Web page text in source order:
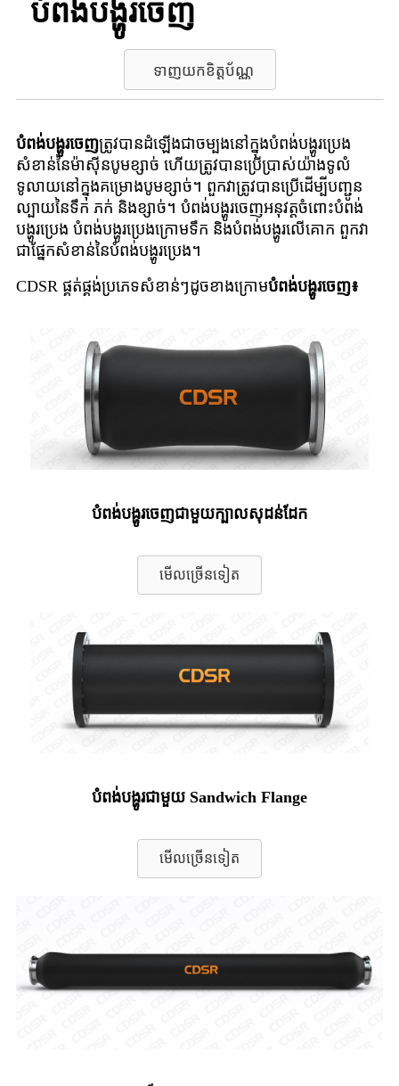
បំពង់បង្ហូរចេញ
ទាញយកខិត្តប័ណ្ណ
បំពង់បង្ហូរចេញត្រូវបានដំឡើងជាចម្បងនៅក្នុងបំពង់បង្ហូរប្រេង
សំខាន់នៃម៉ាស៊ីនបូមខ្សាច់ ហើយត្រូវបានប្រើប្រាស់យ៉ាងទូលំ
ទូលាយនៅក្នុងគម្រោងបូមខ្សាច់។ ពួកវាត្រូវបានប្រើដើម្បីបញ្ជូន
ល្បាយនៃទឹក ភក់ និងខ្សាច់។ បំពង់បង្ហូរចេញអនុវត្តចំពោះបំពង់
បង្ហូរប្រេង បំពង់បង្ហូរប្រេងក្រោមទឹក និងបំពង់បង្ហូរលើគោក ពួកវា
ជាផ្នែកសំខាន់នៃបំពង់បង្ហូរប្រេង។
CDSR ផ្គត់ផ្គង់ប្រភេទសំខាន់ៗដូចខាងក្រោមបំពង់បង្ហូរចេញ៖
បំពង់បង្ហូរចេញជាមួយក្បាលសុដន់ដែក
មើលច្រើនទៀត
បំពង់បង្ហូរជាមួយ Sandwich Flange
មើលច្រើនទៀត